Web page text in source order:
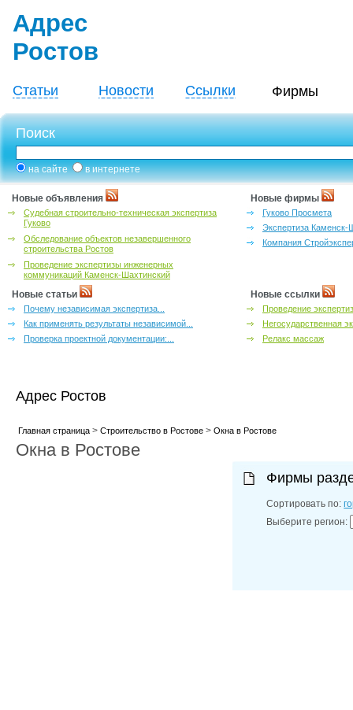
Адрес
Ростов
Статьи Новости Ссылки Фирмы
Поиск
на сайте в интернете
Новые объявления
Судебная строительно-техническая экспертиза
Гуково
Обследование объектов незавершенного
строительства Ростов
Проведение экспертизы инженерных
коммуникаций Каменск-Шахтинский
Новые фирмы
Гуково Просмета
Экспертиза Каменск-
Компания
Новые статьи
Почему независимая экспертиза...
Как применять результаты независимой...
Проверка проектной документации:...
Новые ссылки
Проведение
Негосударственная
Релакс массаж
Адрес Ростов
Главная страница> Строительство в Ростове> Окна в Ростове
Окна в Ростове
Фирмы
Сортировать по:
Выберите регион: